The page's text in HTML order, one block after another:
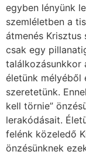
egyben lényünk
szemléletben a
átmenés Krisztus
csak egy
találkozásunkkor
életünk mélyéből
szeretetünk.
kell törnie”
lerakódásait.
felénk közeledő
önzésünknek